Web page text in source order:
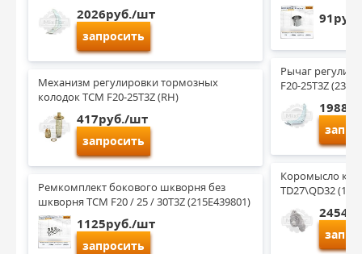
2026руб./шт
запросить
Механизм регулировки тормозных
колодок TCM F20-25T3Z (RH)
417руб./шт
запросить
Ремкомплект бокового шкворня без
шкворня TCM F20 / 25 / 30T3Z (215E439801)
1125руб./шт
запросить
Рычаг
F20-25T3Z
Коромысло
TD27\QD32